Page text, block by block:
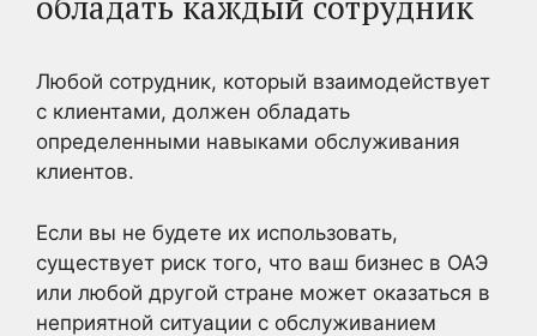
Любой сотрудник, который взаимодействует
с клиентами, должен обладать
определенными навыками обслуживания
клиентов.
Если вы не будете их использовать,
существует риск того, что ваш бизнес в ОАЭ
или любой другой стране может оказаться в
неприятной ситуации с обслуживанием